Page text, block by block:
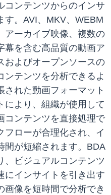
コンテンツからのインサ
す。AVI、MKV、WEBM
アーカイブ映像、複数の
幕を含む高品質の動画ア
およびオープンソースの
ンテンツを分析できるよ
された動画フォーマット
により、組織が使用して
コンテンツを直接処理で
フローが合理化され、イ
間が短縮されます。BDA
、ビジュアルコンテンツ
にインサイトを引き出す
画像を短時間で分析でき